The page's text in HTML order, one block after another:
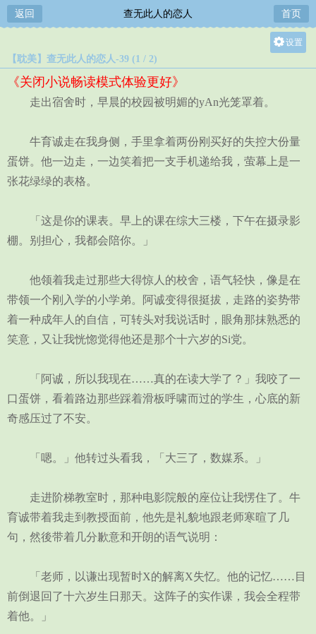
返回 查无此人的恋人 首页
设置
【耽美】查无此人的恋人-39 (1 / 2)
《关闭小说畅读模式体验更好》
走出宿舍时，早晨的校园被明媚的yAn光笼罩着。
牛育诚走在我身侧，手里拿着两份刚买好的失控大份量
蛋饼。他一边走，一边笑着把一支手机递给我，萤幕上是一
张花绿绿的表格。
「这是你的课表。早上的课在综大三楼，下午在摄录影
棚。别担心，我都会陪你。」
他领着我走过那些大得惊人的校舍，语气轻快，像是在
带领一个刚入学的小学弟。阿诚变得很挺拔，走路的姿势带
着一种成年人的自信，可转头对我说话时，眼角那抹熟悉的
笑意，又让我恍惚觉得他还是那个十六岁的Si党。
「阿诚，所以我现在……真的在读大学了？」我咬了一
口蛋饼，看着路边那些踩着滑板呼啸而过的学生，心底的新
奇感压过了不安。
「嗯。」他转过头看我，「大三了，数媒系。」
走进阶梯教室时，那种电影院般的座位让我愣住了。牛
育诚带着我走到教授面前，他先是礼貌地跟老师寒暄了几
句，然後带着几分歉意和开朗的语气说明：
「老师，以谦出现暂时X的解离X失忆。他的记忆……目
前倒退回了十六岁生日那天。这阵子的实作课，我会全程带
着他。」